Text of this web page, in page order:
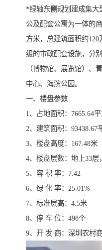
*绿轴东侧规划建成集
公及配套公寓为一体的
方米，总建筑面积约
级的市政配套设施，分
（博物馆、展览馆）、
中心、海滨公园。
一、楼盘参数
1、占地面积：7665.64
2、建筑面积：93438.67
3、楼盘高度：167.48米
4、楼盘层数：地上33层
5、容 积 率：7.42
6、绿 化 率：25.01%
7、标准层高：4.5米
8、停 车 位：498个
9、开 发 商：深圳农村